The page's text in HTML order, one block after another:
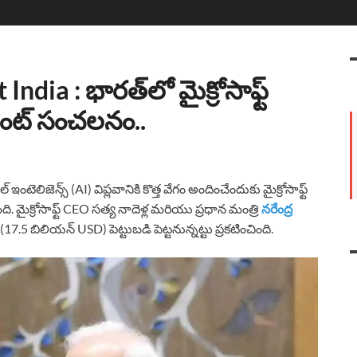
India : భారత్‌లో మైక్రోసాఫ్ట్
సంచలనం..
(AI) విప్లవానికి కొత్త వేగం అందించేందుకు మైక్రోసాఫ్ట్
మైక్రోసాఫ్ట్ CEO సత్య నాదెళ్ల మరియు ప్రధాన మంత్రి నరేంద్ర
బిలియన్ USD) పెట్టుబడి పెట్టనున్నట్టు ప్రకటించింది.